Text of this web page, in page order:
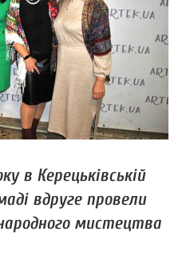
в Керецьківській
вдруге провели
мистецтва